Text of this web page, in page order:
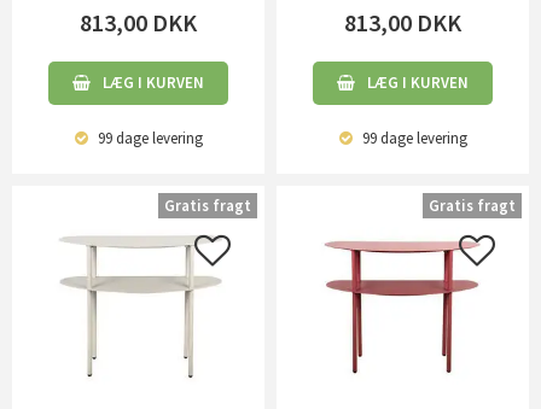
813,00 DKK
LÆG I KURVEN
99 dagelevering
813,00 DKK
LÆG I KURVEN
99 dagelevering
Gratis fragt Gratis fragt